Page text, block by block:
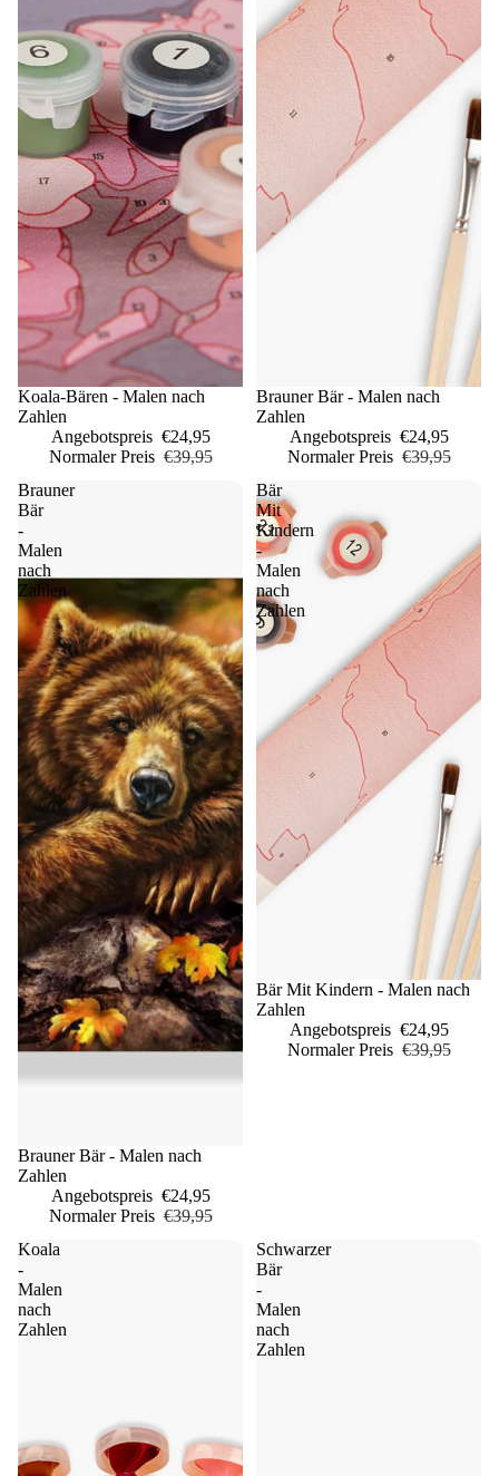
Sale
Koala-Bären - Malen nach
Zahlen
Angebotspreis €24,95
Normaler Preis €39,95
Sale
Brauner Bär - Malen nach
Zahlen
Angebotspreis €24,95
Normaler Preis €39,95
Brauner
Bär
-
Malen
nach
Zahlen
Sale
Brauner Bär - Malen nach
Zahlen
Angebotspreis €24,95
Normaler Preis €39,95
Bär
Mit
Kindern
-
Malen
nach
Zahlen
Sale
Bär Mit Kindern - Malen nach
Zahlen
Angebotspreis €24,95
Normaler Preis €39,95
Koala
-
Malen
nach
Zahlen
Schwarzer
Bär
-
Malen
nach
Zahlen